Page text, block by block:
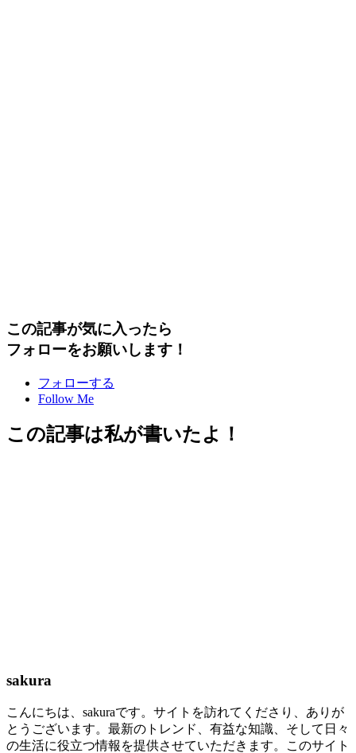
この記事が気に入ったら
フォローをお願いします！
フォローする
Follow Me
この記事は私が書いたよ！
sakura
こんにちは、sakuraです。サイトを訪れてくださり、ありが
とうございます。最新のトレンド、有益な知識、そして日々
の生活に役立つ情報を提供させていただきます。このサイト